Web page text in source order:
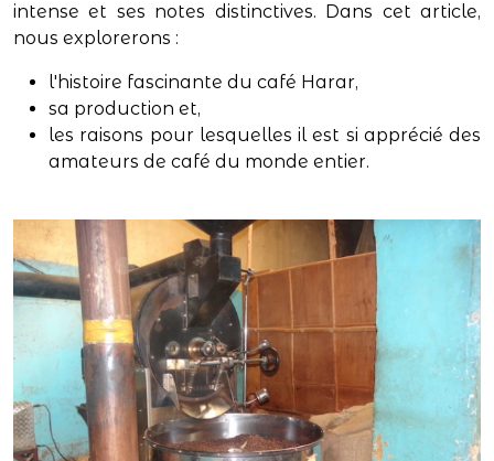
intense et ses notes distinctives. Dans cet article,
nous explorerons :
l'histoire fascinante du café Harar,
sa production et,
les raisons pour lesquelles il est si apprécié des
amateurs de café du monde entier.